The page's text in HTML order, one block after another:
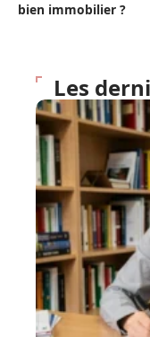
bien immobilier ?
Les